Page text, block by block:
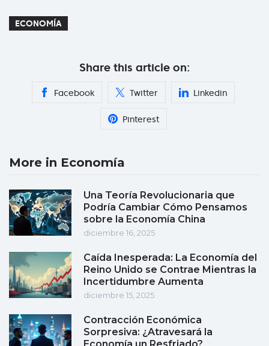
ECONOMÍA
Share this article on:
Facebook Twitter Linkedin
Pinterest
More in Economía
Una Teoría Revolucionaria que
Podría Cambiar Cómo Pensamos
sobre la Economía China
diciembre 16, 2025
Caída Inesperada: La Economía del
Reino Unido se Contrae Mientras la
Incertidumbre Aumenta
diciembre 15, 2025
Contracción Económica
Sorpresiva: ¿Atravesará la